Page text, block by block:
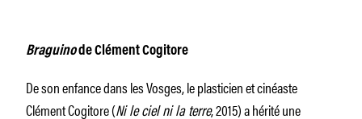
Braguinode Clément Cogitore
De son enfance dans les Vosges, le plasticien et cinéaste
Clément Cogitore (Ni le ciel ni la terre, 2015) a hérité une